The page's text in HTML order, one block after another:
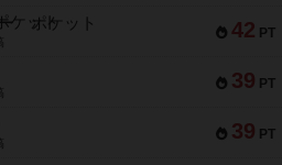
42 PT
ポケット
39 PT
39 PT